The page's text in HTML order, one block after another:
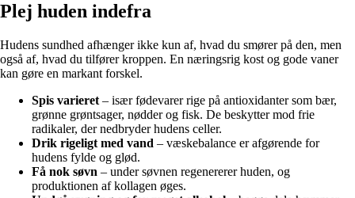
Plej huden indefra
Hudens sundhed afhænger ikke kun af, hvad du smører på den, men
også af, hvad du tilfører kroppen. En næringsrig kost og gode vaner
kan gøre en markant forskel.
Spis varieret – især fødevarer rige på antioxidanter som bær,
grønne grøntsager, nødder og fisk. De beskytter mod frie
radikaler, der nedbryder hudens celler.
Drik rigeligt med vand – væskebalance er afgørende for
hudens fylde og glød.
Få nok søvn – under søvnen regenererer huden, og
produktionen af kollagen øges.